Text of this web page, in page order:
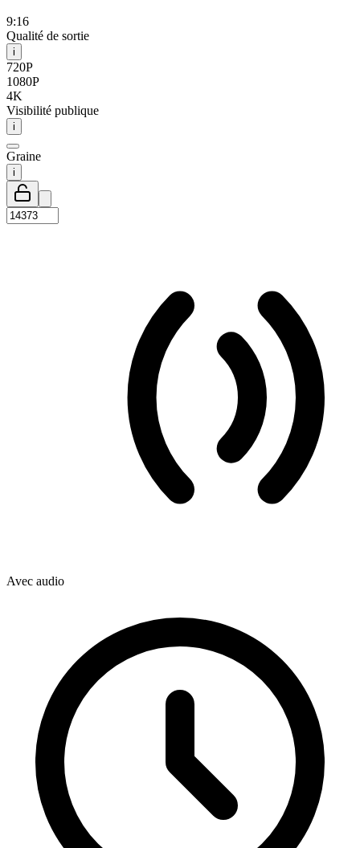
9:16
Qualité de sortie
i
720P
1080P
4K
Visibilité publique
i
Graine
i
Avec audio